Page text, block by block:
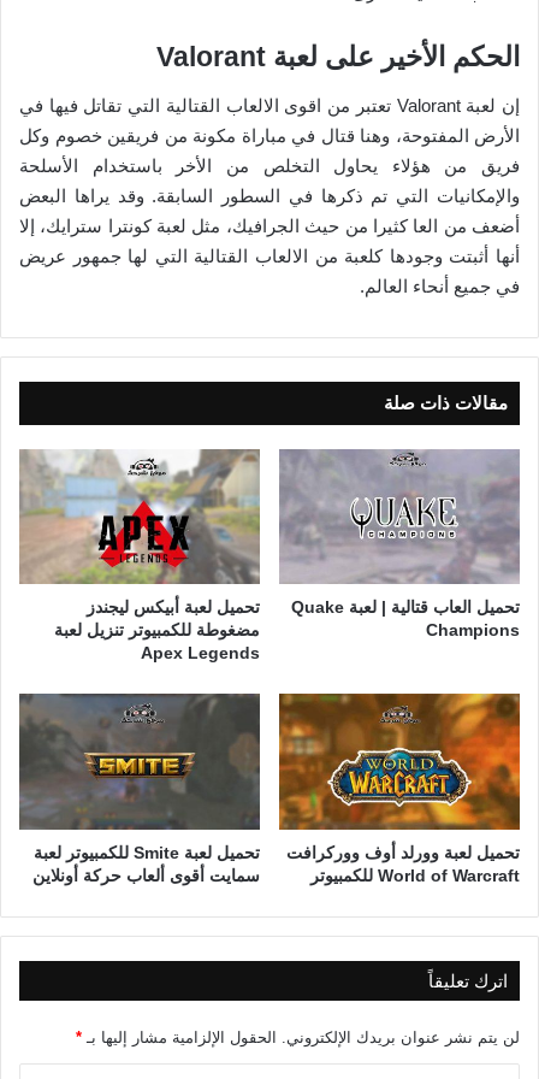
الحكم الأخير على لعبة Valorant
إن لعبة Valorant تعتبر من اقوى الالعاب القتالية التي تقاتل فيها في
الأرض المفتوحة، وهنا قتال في مباراة مكونة من فريقين خصوم وكل
فريق من هؤلاء يحاول التخلص من الأخر باستخدام الأسلحة
والإمكانيات التي تم ذكرها في السطور السابقة. وقد يراها البعض
أضعف من العا كثيرا من حيث الجرافيك، مثل لعبة كونترا سترايك، إلا
أنها أثبتت وجودها كلعبة من الالعاب القتالية التي لها جمهور عريض
في جميع أنحاء العالم.
مقالات ذات صلة
تحميل العاب قتالية | لعبة Quake
Champions
تحميل لعبة أبيكس ليجندز
مضغوطة للكمبيوتر تنزيل لعبة
Apex Legends
تحميل لعبة وورلد أوف ووركرافت
World of Warcraft للكمبيوتر
تحميل لعبة Smite للكمبيوتر لعبة
سمايت أقوى ألعاب حركة أونلاين
اترك تعليقاً
لن يتم نشر عنوان بريدك الإلكتروني. الحقول الإلزامية مشار إليها بـ *